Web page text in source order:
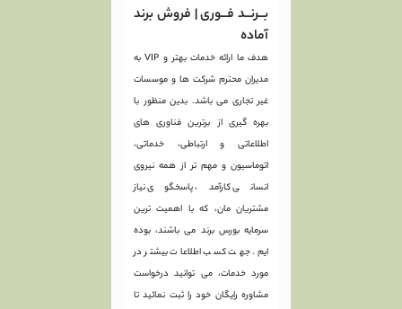
بــرنــد فــوری | فروش برند
هدف ما ارائه خدمات بهتر و VIP به
مدیران محترم شرکت ها و موسسات
غیر تجاری می باشد. بدین منظور با
بهره گیری از برترین فناوری های
اطلاعاتی و ارتباطی، خدماتی،
اتوماسیون و مهم تر از همه نیروی
انسانی کارآمد، پاسخگوی نیاز
مشتریان مان، که با اهمیت ترین
سرمایه بورس برند می باشند، بوده
ایم. جهت کسب اطلاعات بیشتر در
مورد خدمات، می توانید درخواست
مشاوره رایگان خود را ثبت نمائید تا